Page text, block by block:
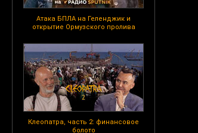
Атака БПЛА на Геленджик и
открытие Ормузского пролива
Клеопатра, часть 2: финансовое
болото